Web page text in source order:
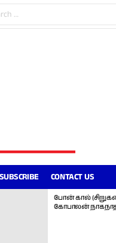
SUBSCRIBE CONTACT US
போன் கால்
கோபாலன்